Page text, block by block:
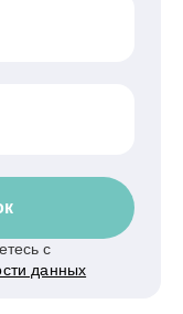
с
данных